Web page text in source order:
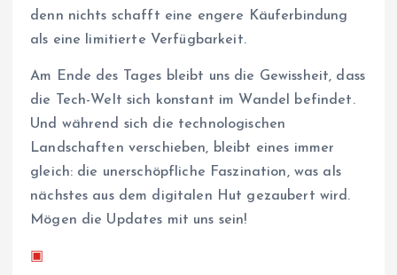
denn nichts schafft eine engere Käuferbindung
als eine limitierte Verfügbarkeit.
Am Ende des Tages bleibt uns die Gewissheit, dass
die Tech-Welt sich konstant im Wandel befindet.
Und während sich die technologischen
Landschaften verschieben, bleibt eines immer
gleich: die unerschöpfliche Faszination, was als
nächstes aus dem digitalen Hut gezaubert wird.
Mögen die Updates mit uns sein!
▣